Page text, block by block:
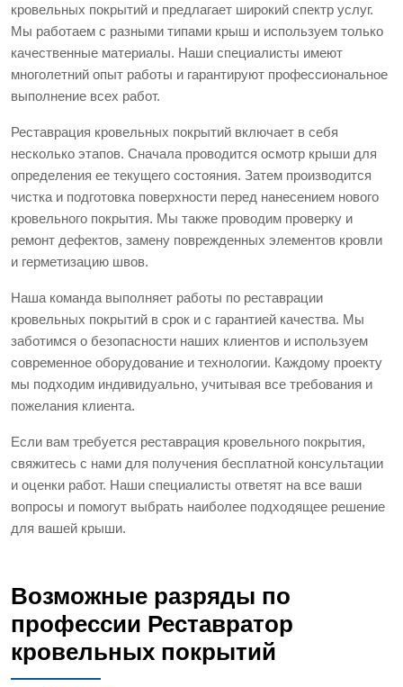
кровельных покрытий и предлагает широкий спектр услуг.
Мы работаем с разными типами крыш и используем только
качественные материалы. Наши специалисты имеют
многолетний опыт работы и гарантируют профессиональное
выполнение всех работ.
Реставрация кровельных покрытий включает в себя
несколько этапов. Сначала проводится осмотр крыши для
определения ее текущего состояния. Затем производится
чистка и подготовка поверхности перед нанесением нового
кровельного покрытия. Мы также проводим проверку и
ремонт дефектов, замену поврежденных элементов кровли
и герметизацию швов.
Наша команда выполняет работы по реставрации
кровельных покрытий в срок и с гарантией качества. Мы
заботимся о безопасности наших клиентов и используем
современное оборудование и технологии. Каждому проекту
мы подходим индивидуально, учитывая все требования и
пожелания клиента.
Если вам требуется реставрация кровельного покрытия,
свяжитесь с нами для получения бесплатной консультации
и оценки работ. Наши специалисты ответят на все ваши
вопросы и помогут выбрать наиболее подходящее решение
для вашей крыши.
Возможные разряды по
профессии Реставратор
кровельных покрытий